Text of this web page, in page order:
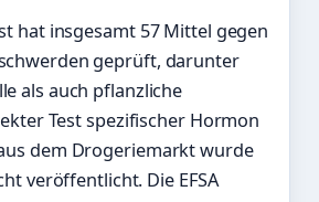
hat insgesamt 57 Mittel gegen
geprüft, darunter
als auch pflanzliche
Test spezifischer Hormon
dem Drogeriemarkt wurde
veröffentlicht. Die EFSA